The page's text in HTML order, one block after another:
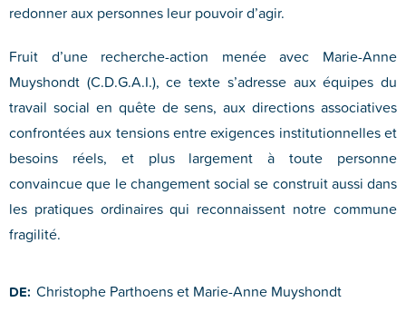
redonner aux personnes leur pouvoir d’agir.
Fruit d’une recherche-action menée avec Marie-Anne
Muyshondt (C.D.G.A.I.), ce texte s’adresse aux équipes du
travail social en quête de sens, aux directions associatives
confrontées aux tensions entre exigences institutionnelles et
besoins réels, et plus largement à toute personne
convaincue que le changement social se construit aussi dans
les pratiques ordinaires qui reconnaissent notre commune
fragilité.
DE: Christophe Parthoens et Marie-Anne Muyshondt